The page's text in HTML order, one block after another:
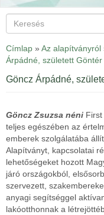
Keresés
Címlap » Az alapítványról
Árpádné, született
Göncz Árpádné,
Göncz Zsuzsa néni
teljes egészében az
emberek szolgálatába
Alapítványt, kapcsolatai
lehetőségeket hozott
járó országokból,
szervezett,
anyagi segítséggel
lakóotthonnak a